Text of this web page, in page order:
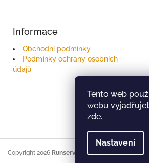
Tento web
webu
zde.
Nastavení
Informace
Obchodní podmínky
Podmínky ochrany osobních
údajů
Copyright 2026 Runservice . Všechna práva